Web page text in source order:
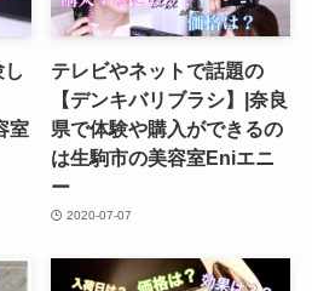
室
テレビやネットで話題の
【デンキバリブラシ】|奈良
県で体験や購入ができるの
は生駒市の美容室Eniエニ
ー
2020-07-07